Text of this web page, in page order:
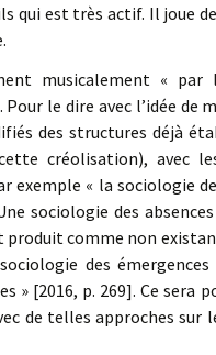
qui est très actif. Il joue
musicalement «
le dire avec l’idée de
des structures déjà
créolisation), avec
exemple « la sociologie
sociologie des
produit comme non
des
» [2016, p. 269]. Ce sera
de telles approches